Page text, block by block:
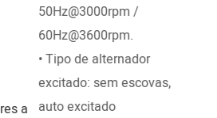
50Hz@3000rpm /
60Hz@3600rpm.
• Tipo de alternador
excitado: sem escovas,
auto excitado